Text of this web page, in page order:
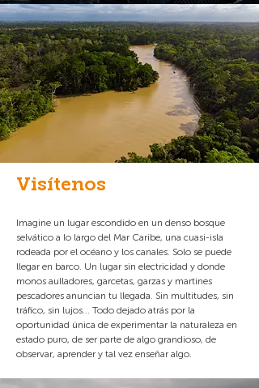
Visítenos
Imagine un lugar escondido en un denso bosque
selvático a lo largo del Mar Caribe, una cuasi-isla
rodeada por el océano y los canales. Solo se puede
llegar en barco. Un lugar sin electricidad y donde
monos aulladores, garcetas, garzas y martines
pescadores anuncian tu llegada. Sin multitudes, sin
tráfico, sin lujos... Todo dejado atrás por la
oportunidad única de experimentar la naturaleza en
estado puro, de ser parte de algo grandioso, de
observar, aprender y tal vez enseñar algo.